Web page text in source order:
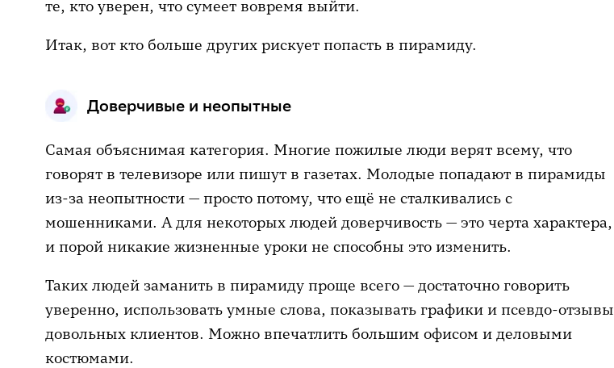
те, кто уверен, что сумеет вовремя выйти.
Итак, вот кто больше других рискует попасть в пирамиду.
Доверчивые и неопытные
Самая объяснимая категория. Многие пожилые люди верят всему, что
говорят в телевизоре или пишут в газетах. Молодые попадают в пирамиды
из-за неопытности — просто потому, что ещё не сталкивались с
мошенниками. А для некоторых людей доверчивость — это черта характера,
и порой никакие жизненные уроки не способны это изменить.
Таких людей заманить в пирамиду проще всего — достаточно говорить
уверенно, использовать умные слова, показывать графики и псевдо-отзывы
довольных клиентов. Можно впечатлить большим офисом и деловыми
костюмами.